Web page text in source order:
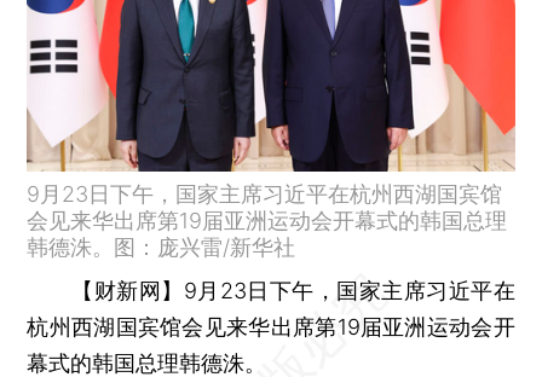
9月23日下午，国家主席习近平在杭州西湖国宾馆
会见来华出席第19届亚洲运动会开幕式的韩国总理
韩德洙。图：庞兴雷/新华社
【财新网】 9月23日下午，国家主席习近平在
杭州西湖国宾馆会见来华出席第19届亚洲运动会开
幕式的韩国总理韩德洙。